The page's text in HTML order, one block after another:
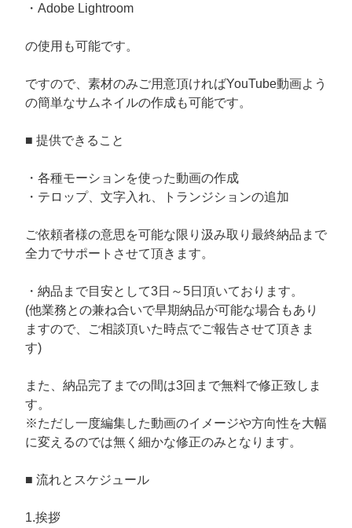
・Adobe Lightroom
の使用も可能です。
ですので、素材のみご用意頂ければYouTube動画よう
の簡単なサムネイルの作成も可能です。
■ 提供できること
・各種モーションを使った動画の作成
・テロップ、文字入れ、トランジションの追加
ご依頼者様の意思を可能な限り汲み取り最終納品まで
全力でサポートさせて頂きます。
・納品まで目安として3日～5日頂いております。
(他業務との兼ね合いで早期納品が可能な場合もあり
ますので、ご相談頂いた時点でご報告させて頂きま
す)
また、納品完了までの間は3回まで無料で修正致しま
す。
※ただし一度編集した動画のイメージや方向性を大幅
に変えるのでは無く細かな修正のみとなります。
■ 流れとスケジュール
1.挨拶